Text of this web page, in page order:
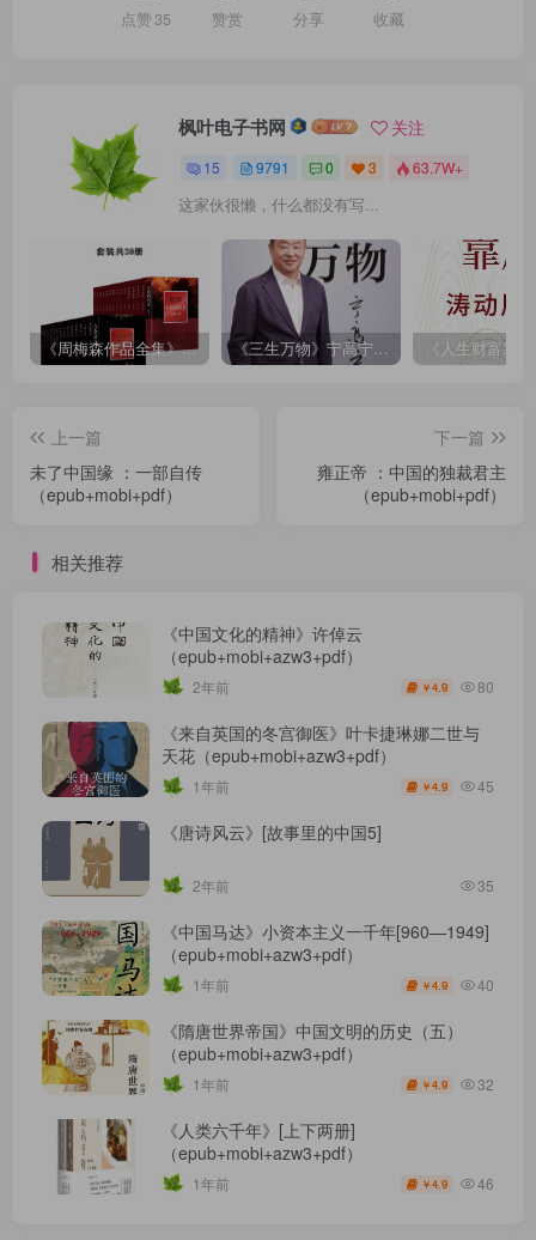
点赞35 赞赏 分享 收藏
枫叶电子书网 关注
15 9791 0 3 63.7W+
这家伙很懒，什么都没有写...
《周梅森作品全集》[共30册] 《三生万物》宁高宁（epub+mobi+azw3+pdf）
上一篇
未了中国缘 ：一部自传
（epub+mobi+pdf）
下一篇
雍正帝 ：中国的独裁君主
（epub+mobi+pdf）
相关推荐
《中国文化的精神》许倬云
（epub+mobi+azw3+pdf）
2年前 ￥4.9 80
《来自英国的冬宫御医》叶卡捷琳娜二世与
天花（epub+mobi+azw3+pdf）
1年前 ￥4.9 45
《唐诗风云》[故事里的中国5]
2年前 35
《中国马达》小资本主义一千年[960—1949]
（epub+mobi+azw3+pdf）
1年前 ￥4.9 40
《隋唐世界帝国》中国文明的历史（五）
（epub+mobi+azw3+pdf）
1年前 ￥4.9 32
《人类六千年》[上下两册]
（epub+mobi+azw3+pdf）
1年前 ￥4.9 46